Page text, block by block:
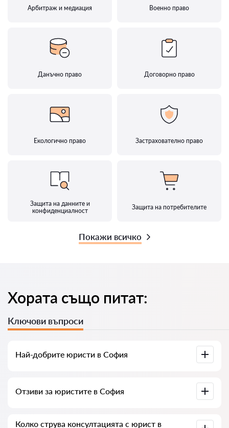
Арбитраж и медиация Военно право
Данъчно право Договорно право
Екологично право Застрахователно право
Защита на данните и
конфиденциалност
Защита на потребителите
Покажи всичко
Хората също питат:
Ключови въпроси
Най-добрите юристи в София
пълна информация. Цени, отзиви, телефонен номер и
Отзиви за юристите в София
Колко струва консултацията с юрист в